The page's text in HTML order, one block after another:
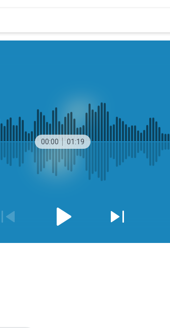
00:00 01:19